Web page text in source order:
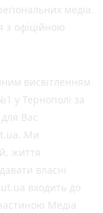
медіа.
з офіційною
висвітленням
у Тернополі за
Вас
Ми
життя
власні
входить до
Медіа